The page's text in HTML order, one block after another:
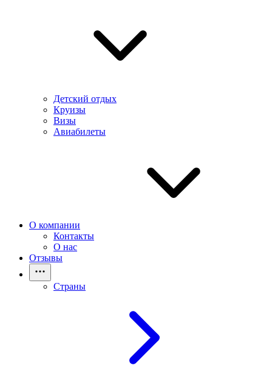
Детский отдых
Круизы
Визы
Авиабилеты
О компании
Контакты
О нас
Отзывы
Страны